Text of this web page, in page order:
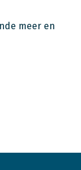
meer en